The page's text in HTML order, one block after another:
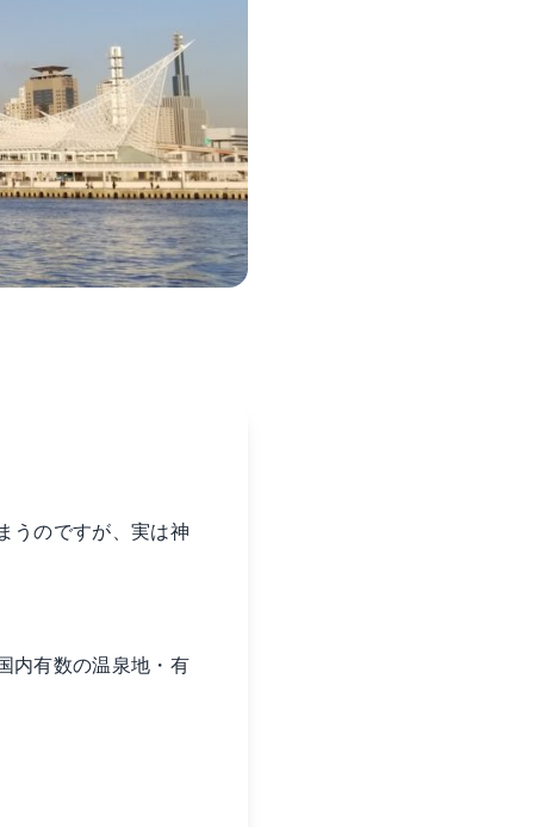
うのですが、実は神
内有数の温泉地・有